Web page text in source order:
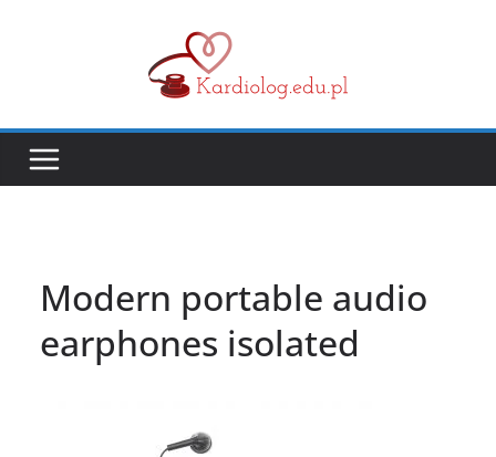
Modern portable audio
earphones isolated